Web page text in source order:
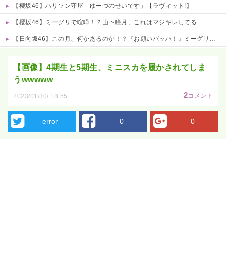
【櫻坂46】ハリソン守屋「ゆーづのせいです」【ラヴィット!】
【櫻坂46】ミーグリで喧嘩！？山下瞳月、これはマジギレしてる
【日向坂46】この月、何かあるのか！？『お願いバッハ！』ミーグリ日程がこちら
【画像】4期生と5期生、ミニスカを履かされてしま
うwwwww
2023/01/30/ 18:55 2コメント
error 0 0